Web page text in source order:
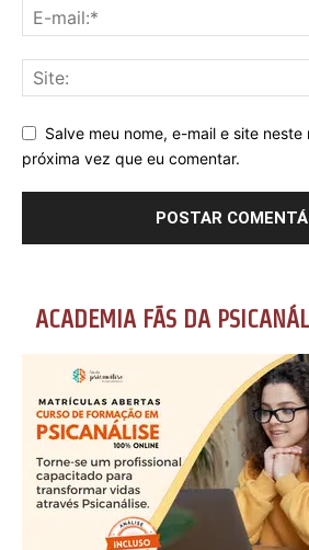
Salve meu nome, e-mail e site
próxima vez que eu comentar.
ACADEMIA FÃS DA